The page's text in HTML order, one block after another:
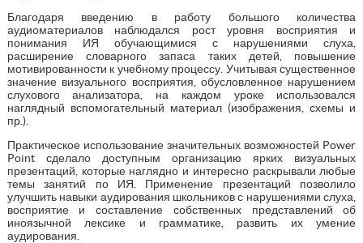
Благодаря введению в работу большого количества
аудиоматериалов наблюдался рост уровня восприятия и
понимания ИЯ обучающимися с нарушениями слуха,
расширение словарного запаса таких детей, повышение
мотивированности к учебному процессу. Учитывая существенное
значение визуального восприятия, обусловленное нарушением
слухового анализатора, на каждом уроке использовался
наглядный вспомогательный материал (изображения, схемы и
пр.).
Практическое использование значительных возможностей Power
Point сделало доступным организацию ярких визуальных
презентаций, которые наглядно и интересно раскрывали любые
темы занятий по ИЯ. Применение презентаций позволило
улучшить навыки аудирования школьников с нарушениями слуха,
восприятие и составление собственных представлений об
иноязычной лексике и грамматике, развить их умение
аудирования.